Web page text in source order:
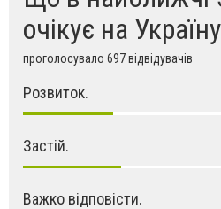
очікує на
проголосувало 697 відвідувачів
Розвиток.
Застій.
Важко відповісти.